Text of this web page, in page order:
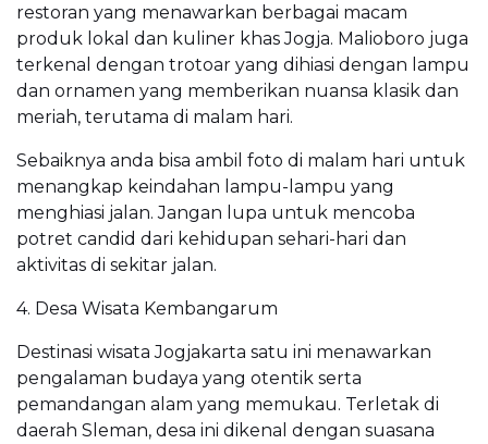
restoran yang menawarkan berbagai macam
produk lokal dan kuliner khas Jogja. Malioboro juga
terkenal dengan trotoar yang dihiasi dengan lampu
dan ornamen yang memberikan nuansa klasik dan
meriah, terutama di malam hari.
Sebaiknya anda bisa ambil foto di malam hari untuk
menangkap keindahan lampu-lampu yang
menghiasi jalan. Jangan lupa untuk mencoba
potret candid dari kehidupan sehari-hari dan
aktivitas di sekitar jalan.
4. Desa Wisata Kembangarum
Destinasi wisata Jogjakarta satu ini menawarkan
pengalaman budaya yang otentik serta
pemandangan alam yang memukau. Terletak di
daerah Sleman, desa ini dikenal dengan suasana